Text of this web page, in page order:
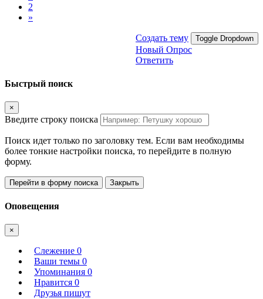
2
»
Создать тему Toggle Dropdown
Новый Опрос
Ответить
Быстрый поиск
×
Введите строку поиска
Поиск идет только по заголовку тем. Если вам необходимы
более тонкие настройки поиска, то перейдите в полную
форму.
Перейти в форму поиска Закрыть
Оповещения
×
Слежение 0
Ваши темы 0
Упоминания 0
Нравится 0
Друзья пишут